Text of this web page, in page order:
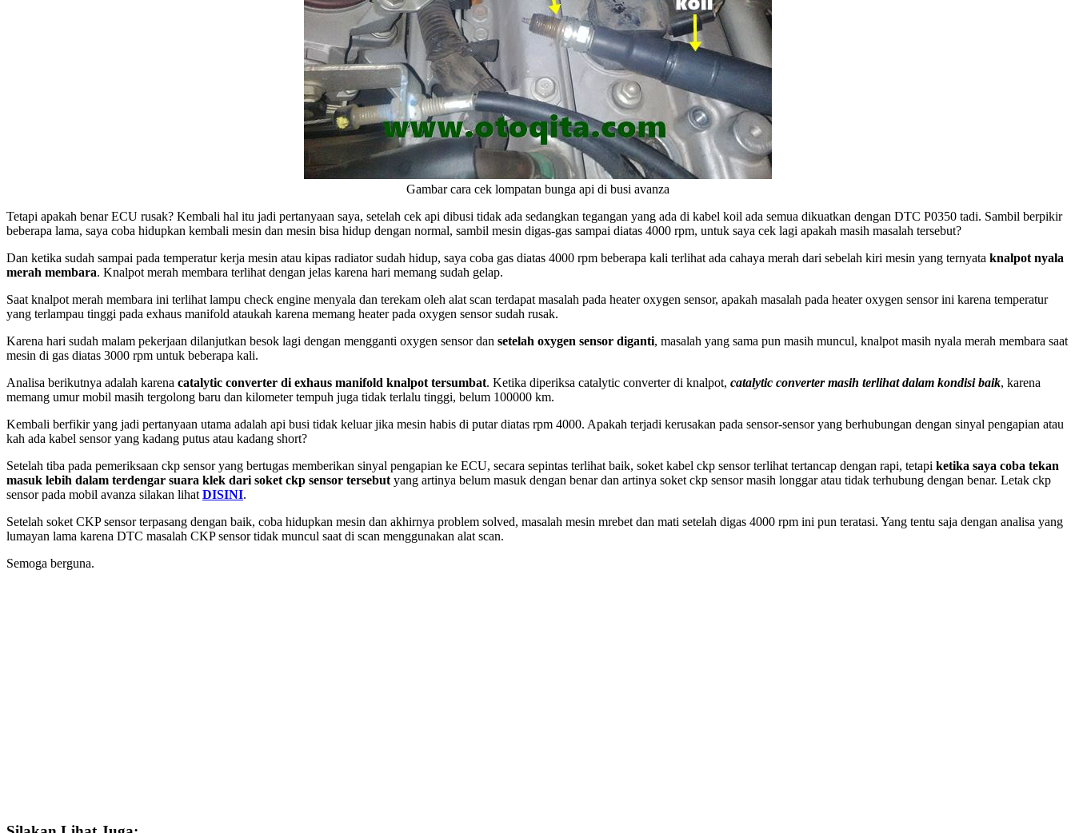
Gambar cara cek lompatan bunga api di busi avanza
Tetapi apakah benar ECU rusak? Kembali hal itu jadi pertanyaan saya, setelah cek api dibusi tidak ada sedangkan tegangan yang ada di kabel koil ada semua dikuatkan dengan DTC P0350 tadi. Sambil berpikir
beberapa lama, saya coba hidupkan kembali mesin dan mesin bisa hidup dengan normal, sambil mesin digas-gas sampai diatas 4000 rpm, untuk saya cek lagi apakah masih masalah tersebut?
Dan ketika sudah sampai pada temperatur kerja mesin atau kipas radiator sudah hidup, saya coba gas diatas 4000 rpm beberapa kali terlihat ada cahaya merah dari sebelah kiri mesin yang ternyata knalpot nyala
merah membara. Knalpot merah membara terlihat dengan jelas karena hari memang sudah gelap.
Saat knalpot merah membara ini terlihat lampu check engine menyala dan terekam oleh alat scan terdapat masalah pada heater oxygen sensor, apakah masalah pada heater oxygen sensor ini karena temperatur
yang terlampau tinggi pada exhaus manifold ataukah karena memang heater pada oxygen sensor sudah rusak.
Karena hari sudah malam pekerjaan dilanjutkan besok lagi dengan mengganti oxygen sensor dan setelah oxygen sensor diganti, masalah yang sama pun masih muncul, knalpot masih nyala merah membara saat
mesin di gas diatas 3000 rpm untuk beberapa kali.
Analisa berikutnya adalah karena catalytic converter di exhaus manifold knalpot tersumbat. Ketika diperiksa catalytic converter di knalpot, catalytic converter masih terlihat dalam kondisi baik, karena
memang umur mobil masih tergolong baru dan kilometer tempuh juga tidak terlalu tinggi, belum 100000 km.
Kembali berfikir yang jadi pertanyaan utama adalah api busi tidak keluar jika mesin habis di putar diatas rpm 4000. Apakah terjadi kerusakan pada sensor-sensor yang berhubungan dengan sinyal pengapian atau
kah ada kabel sensor yang kadang putus atau kadang short?
Setelah tiba pada pemeriksaan ckp sensor yang bertugas memberikan sinyal pengapian ke ECU, secara sepintas terlihat baik, soket kabel ckp sensor terlihat tertancap dengan rapi, tetapi ketika saya coba tekan
masuk lebih dalam terdengar suara klek dari soket ckp sensor tersebut yang artinya belum masuk dengan benar dan artinya soket ckp sensor masih longgar atau tidak terhubung dengan benar. Letak ckp
sensor pada mobil avanza silakan lihat DISINI.
Setelah soket CKP sensor terpasang dengan baik, coba hidupkan mesin dan akhirnya problem solved, masalah mesin mrebet dan mati setelah digas 4000 rpm ini pun teratasi. Yang tentu saja dengan analisa yang
lumayan lama karena DTC masalah CKP sensor tidak muncul saat di scan menggunakan alat scan.
Semoga berguna.